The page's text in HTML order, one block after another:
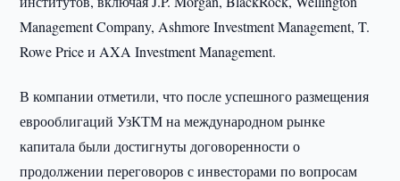
Management Company, Ashmore Investment Management, T.
Rowe Price и AXA Investment Management.
В компании отметили, что после успешного размещения
еврооблигаций УзКТМ на международном рынке
капитала были достигнуты договоренности о
продолжении переговоров с инвесторами по вопросам